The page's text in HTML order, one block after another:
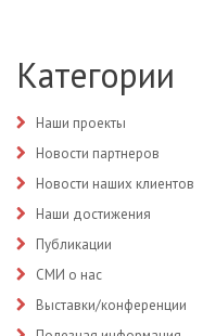
Категории
Наши проекты
Новости партнеров
Новости наших клиентов
Наши достижения
Публикации
СМИ о нас
Выставки/конференции